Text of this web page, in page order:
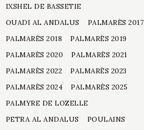
IXSHEL DE BASSETIE
OUADI AL ANDALUS
PALMARÈS 2017
PALMARÈS 2018
PALMARÈS 2019
PALMARÈS 2020
PALMARÈS 2021
PALMARÈS 2022
PALMARÈS 2023
PALMARÈS 2024
PALMARÈS 2025
PALMYRE DE LOZELLE
PETRA AL ANDALUS
POULAINS